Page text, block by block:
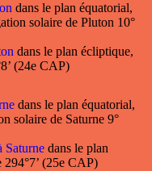
dans le plan équatorial,
solaire de Pluton 10°
dans le plan écliptique,
(24e CAP)
dans le plan équatorial,
solaire de Saturne 9°
Saturne dans le plan
(25e CAP)